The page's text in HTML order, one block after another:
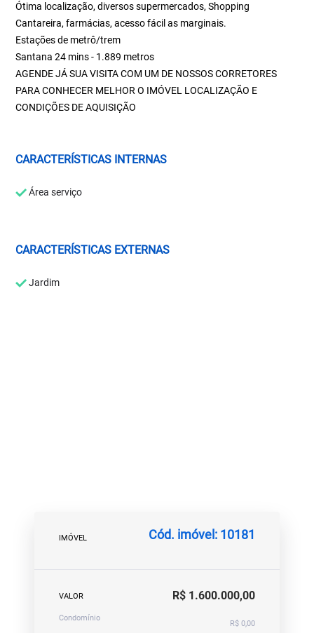
Ótima localização, diversos supermercados, Shopping
Cantareira, farmácias, acesso fácil as marginais.
Estações de metrô/trem
Santana 24 mins - 1.889 metros
AGENDE JÁ SUA VISITA COM UM DE NOSSOS CORRETORES
PARA CONHECER MELHOR O IMÓVEL LOCALIZAÇÃO E
CONDIÇÕES DE AQUISIÇÃO
CARACTERÍSTICAS INTERNAS
Área serviço
CARACTERÍSTICAS EXTERNAS
Jardim
IMÓVEL Cód. imóvel: 10181
VALOR R$ 1.600.000,00
Condomínio
R$ 0,00